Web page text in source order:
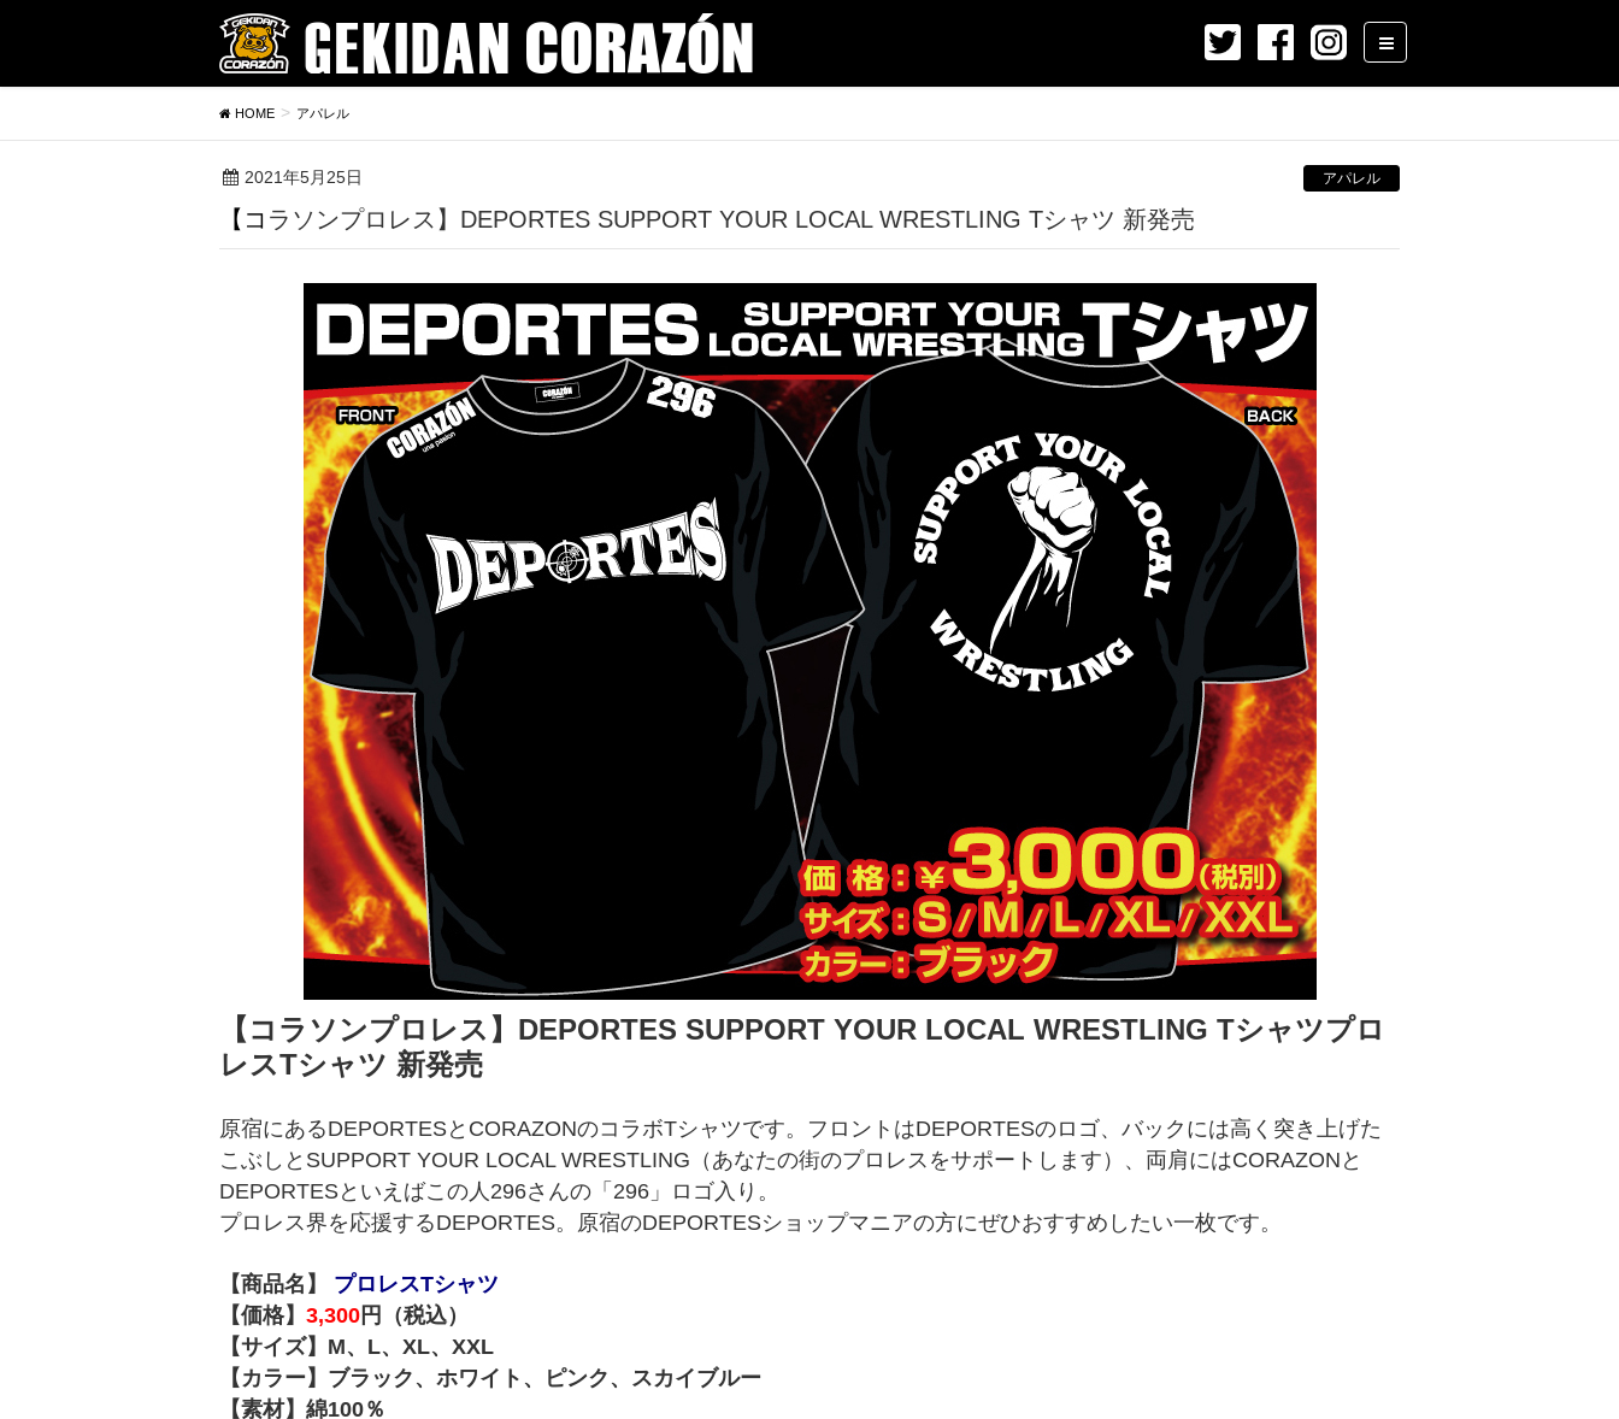
HOME アパレル
2021年5月25日 アパレル
【コラソンプロレス】DEPORTES SUPPORT YOUR LOCAL WRESTLING Tシャツ 新発売
【コラソンプロレス】DEPORTES SUPPORT YOUR LOCAL WRESTLING Tシャツプロ
レスTシャツ 新発売
原宿にあるDEPORTESとCORAZONのコラボTシャツです。フロントはDEPORTESのロゴ、バックには高く突き上げた
こぶしとSUPPORT YOUR LOCAL WRESTLING（あなたの街のプロレスをサポートします）、両肩にはCORAZONと
DEPORTESといえばこの人296さんの「296」ロゴ入り。
プロレス界を応援するDEPORTES。原宿のDEPORTESショップマニアの方にぜひおすすめしたい一枚です。
【商品名】
プロレスTシャツ
【価格】 3,300 円（税込）
【サイズ】M、L、XL、XXL
【カラー】ブラック、ホワイト、ピンク、スカイブルー
【素材】綿100％